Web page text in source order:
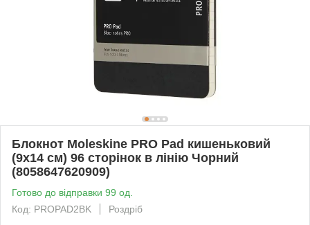
Блокнот Moleskine PRO Pad кишеньковий
(9x14 см) 96 сторінок в лінію Чорний
(8058647620909)
Готово до відправки 99 од.
Код: PROPAD2BK
Роздріб